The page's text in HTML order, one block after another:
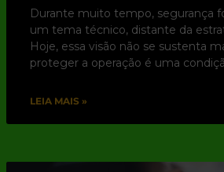
Durante muito tempo, segurança
um tema técnico, distante da
Hoje, essa visão não se sustenta
proteger a operação é uma
LEIA MAIS »